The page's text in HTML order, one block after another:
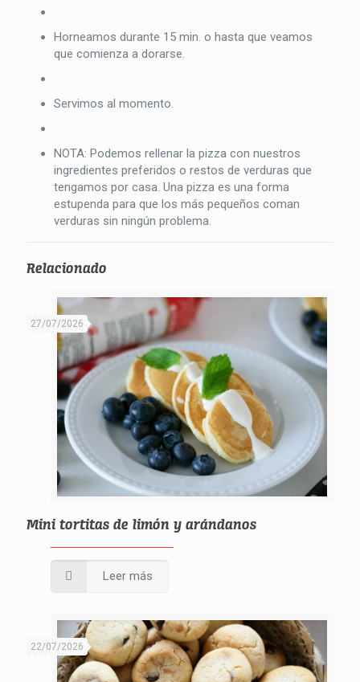
Horneamos durante 15 min. o hasta que veamos
que comienza a dorarse.
Servimos al momento.
NOTA: Podemos rellenar la pizza con nuestros
ingredientes preferidos o restos de verduras que
tengamos por casa. Una pizza es una forma
estupenda para que los más pequeños coman
verduras sin ningún problema.
Relacionado
27/07/2026
Mini tortitas de limón y arándanos
Leer más
22/07/2026